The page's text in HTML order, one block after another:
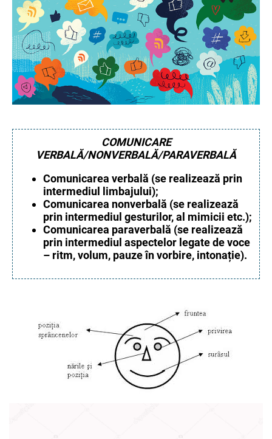
COMUNICARE
VERBALĂ/NONVERBALĂ/PARAVERBALĂ
Comunicarea verbală (se realizează prin
intermediul limbajului);
Comunicarea nonverbală (se realizează
prin intermediul gesturilor, al mimicii etc.);
Comunicarea paraverbală (se realizează
prin intermediul aspectelor legate de voce
– ritm, volum, pauze în vorbire, intonație).